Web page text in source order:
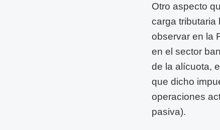
Otro aspecto
carga tributaria
observar en la
en el sector
de la alícuota,
que dicho
operaciones
pasiva).